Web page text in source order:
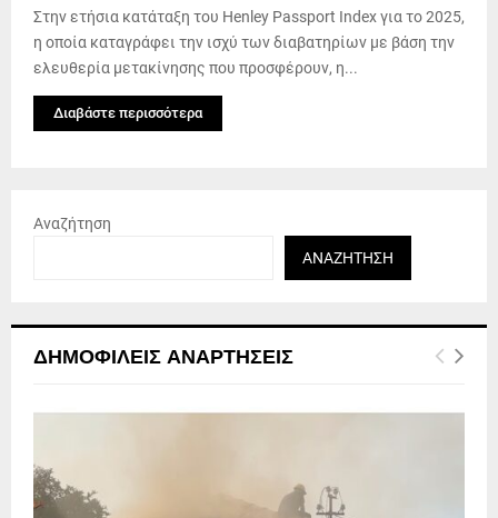
Στην ετήσια κατάταξη του Henley Passport Index για το 2025,
η οποία καταγράφει την ισχύ των διαβατηρίων με βάση την
ελευθερία μετακίνησης που προσφέρουν, η...
Διαβάστε περισσότερα
Αναζήτηση
ΑΝΑΖΉΤΗΣΗ
ΔΗΜΟΦΙΛΕΊΣ ΑΝΑΡΤΉΣΕΙΣ